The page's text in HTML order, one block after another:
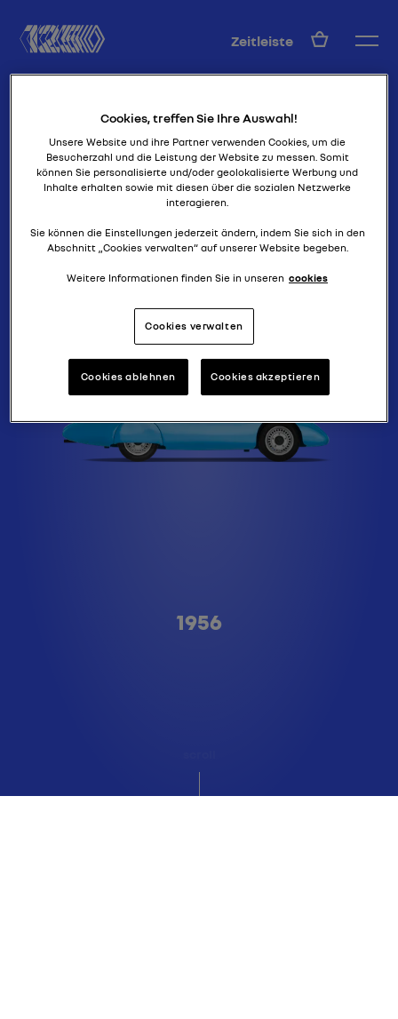
Zeitleiste DE
Type A
Ist das ein Flugzeug?
TANK RIFFARD
1956
Cookies, treffen Sie Ihre Auswahl!
Unsere Website und ihre Partner verwenden Cookies, um die
Besucherzahl und die Leistung der Website zu messen. Somit
können Sie personalisierte und/oder geolokalisierte Werbung und
Inhalte erhalten sowie mit diesen über die sozialen Netzwerke
interagieren.
Sie können die Einstellungen jederzeit ändern, indem Sie sich in den
Abschnitt „Cookies verwalten“ auf unserer Website begeben.
Weitere Informationen finden Sie in unseren cookies
Cookies verwalten
Cookies ablehnen Cookies akzeptieren